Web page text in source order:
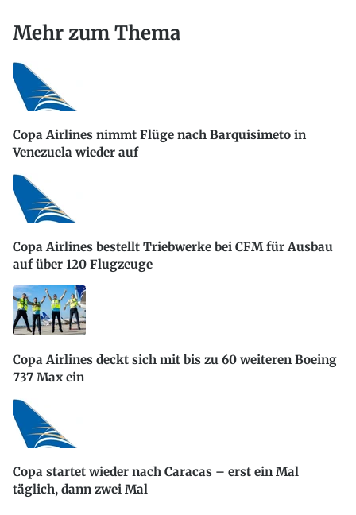
Mehr zum Thema
Copa Airlines nimmt Flüge nach Barquisimeto in
Venezuela wieder auf
Copa Airlines bestellt Triebwerke bei CFM für Ausbau
auf über 120 Flugzeuge
Copa Airlines deckt sich mit bis zu 60 weiteren Boeing
737 Max ein
Copa startet wieder nach Caracas – erst ein Mal
täglich, dann zwei Mal